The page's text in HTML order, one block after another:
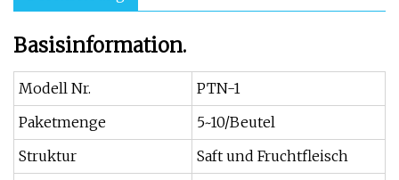
Basisinformation.
Modell Nr.
PTN-1
Paketmenge
5~10/Beutel
Struktur
Saft und Fruchtfleisch